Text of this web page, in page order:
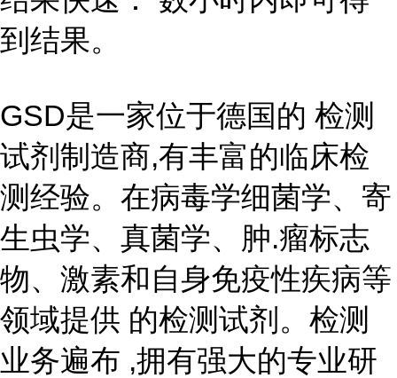
到结果。
GSD是一家位于德国的 检测
试剂制造商,有丰富的临床检
测经验。在病毒学细菌学、寄
生虫学、真菌学、肿.瘤标志
物、激素和自身免疫性疾病等
领域提供 的检测试剂。检测
业务遍布 ,拥有强大的专业研